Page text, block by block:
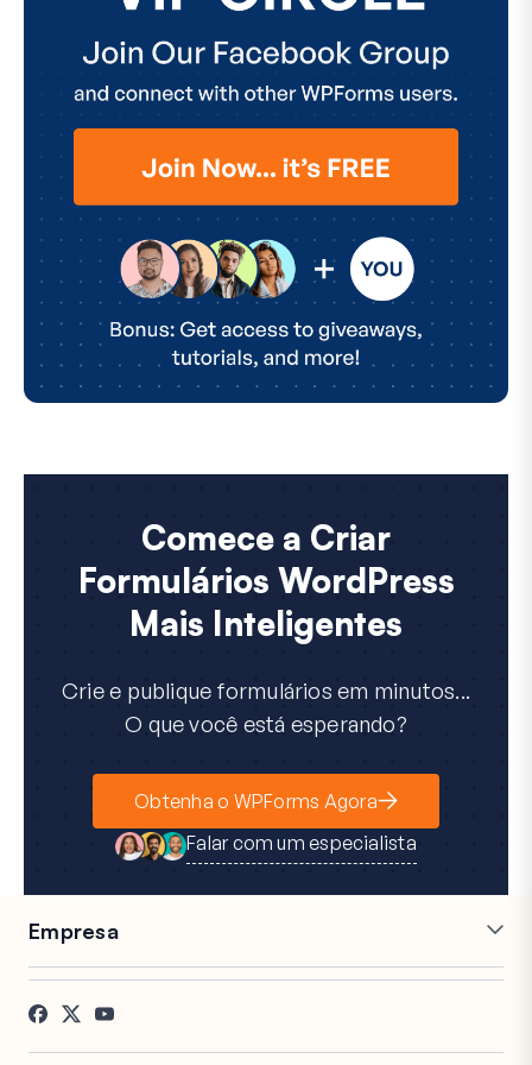
Comece a Criar
Formulários WordPress
Mais Inteligentes
Crie e publique formulários em minutos...
O que você está esperando?
Obtenha o WPForms Agora
Falar com um especialista
Empresa
Carreiras
Depoimentos
Afiliados